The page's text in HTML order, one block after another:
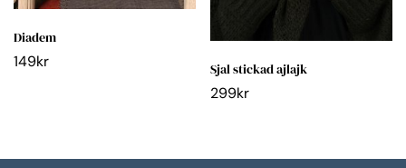
Diadem
149kr Sjal stickad ajlajk
299kr